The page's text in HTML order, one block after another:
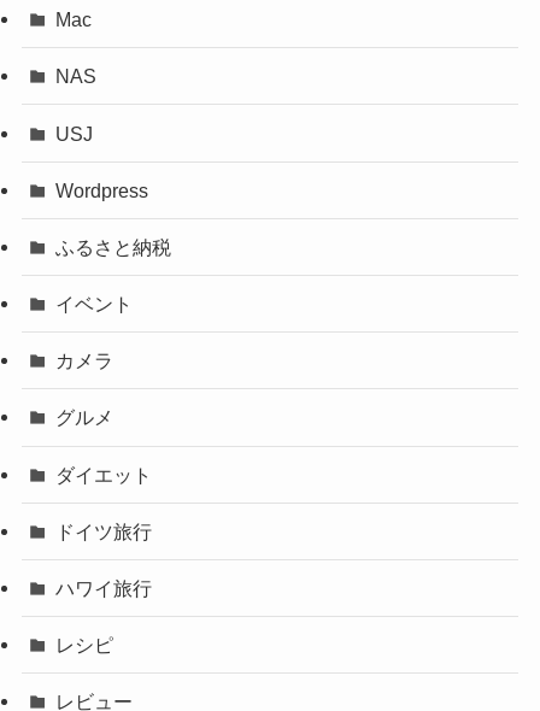
Mac
NAS
USJ
Wordpress
ふるさと納税
イベント
カメラ
グルメ
ダイエット
ドイツ旅行
ハワイ旅行
レシピ
レビュー